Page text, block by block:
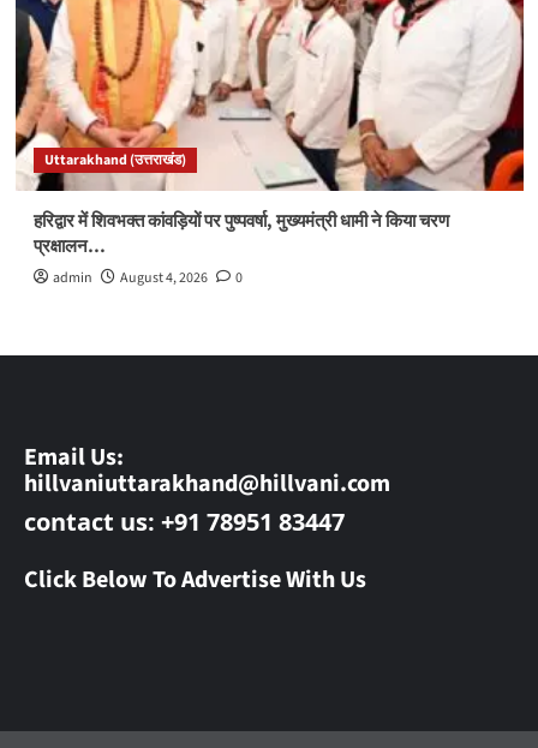
Uttarakhand (उत्तराखंड)
हरिद्वार में शिवभक्त कांवड़ियों पर पुष्पवर्षा, मुख्यमंत्री धामी ने किया चरण
प्रक्षालन…
admin August 4, 2026 0
Email Us:
hillvaniuttarakhand@hillvani.com
contact us: +91 78951 83447
Click Below To Advertise With Us